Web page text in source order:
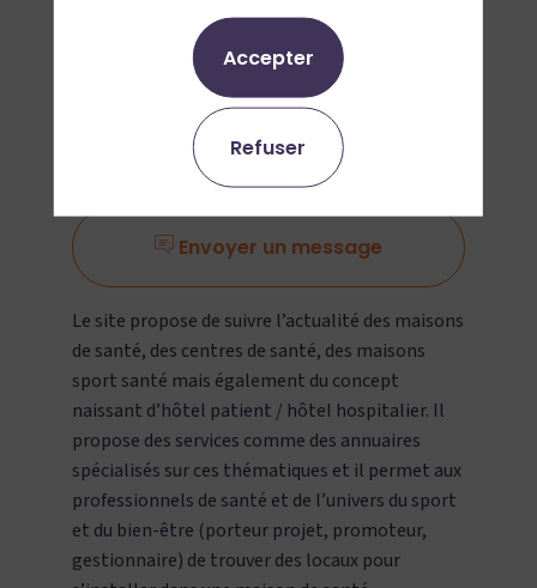
Ajouter aux favoris
Demander un RDV
Envoyer un message
Le site propose de suivre l’actualité des maisons
de santé, des centres de santé, des maisons
sport santé mais également du concept
naissant d’hôtel patient / hôtel hospitalier. Il
propose des services comme des annuaires
spécialisés sur ces thématiques et il permet aux
professionnels de santé et de l’univers du sport
et du bien-être (porteur projet, promoteur,
gestionnaire) de trouver des locaux pour
Accepter
Refuser